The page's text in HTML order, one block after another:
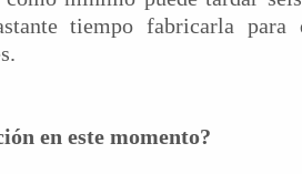
tiempo fabricarla para
en este momento?